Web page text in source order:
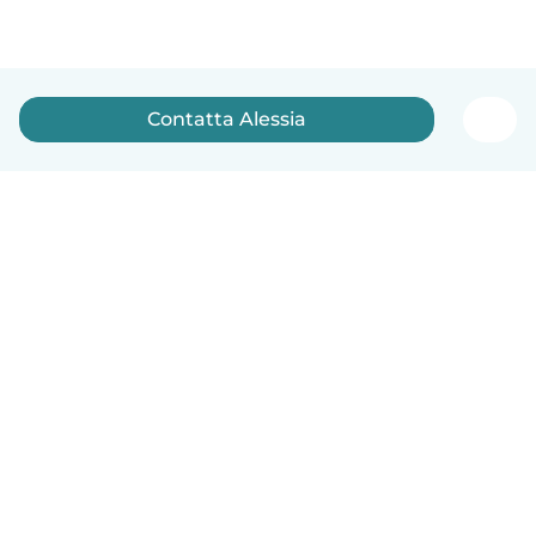
Contatta Alessia